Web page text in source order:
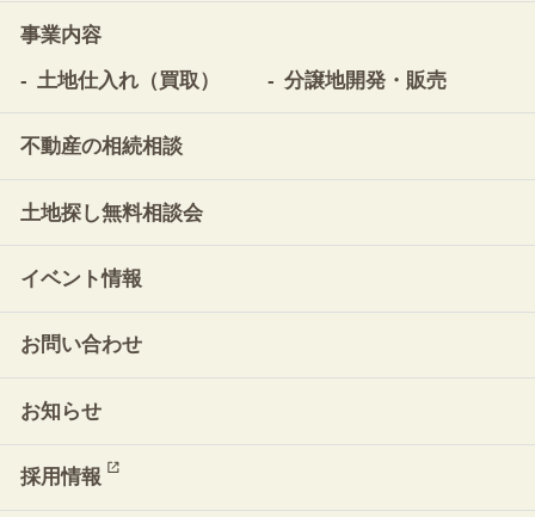
事業内容
土地仕入れ（買取）
分譲地開発・販売
不動産の相続相談
土地探し無料相談会
イベント情報
お問い合わせ
お知らせ
採用情報